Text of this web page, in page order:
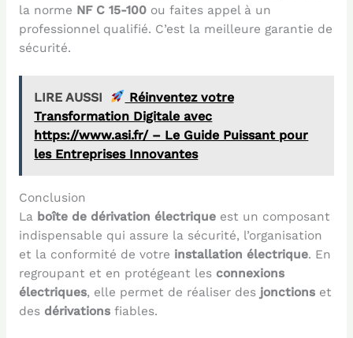
la norme NF C 15-100ou faites appel à un
professionnel qualifié. C’est la meilleure garantie de
sécurité.
LIRE AUSSI
Réinventez votre
Transformation Digitale avec
https://www.asi.fr/ – Le Guide Puissant pour
les Entreprises Innovantes
Conclusion
La boîte de dérivation électriqueest un composant
indispensable qui assure la sécurité, l’organisation
et la conformité de votre installation électrique. En
regroupant et en protégeant les connexions
électriques, elle permet de réaliser des jonctionset
des dérivationsfiables.